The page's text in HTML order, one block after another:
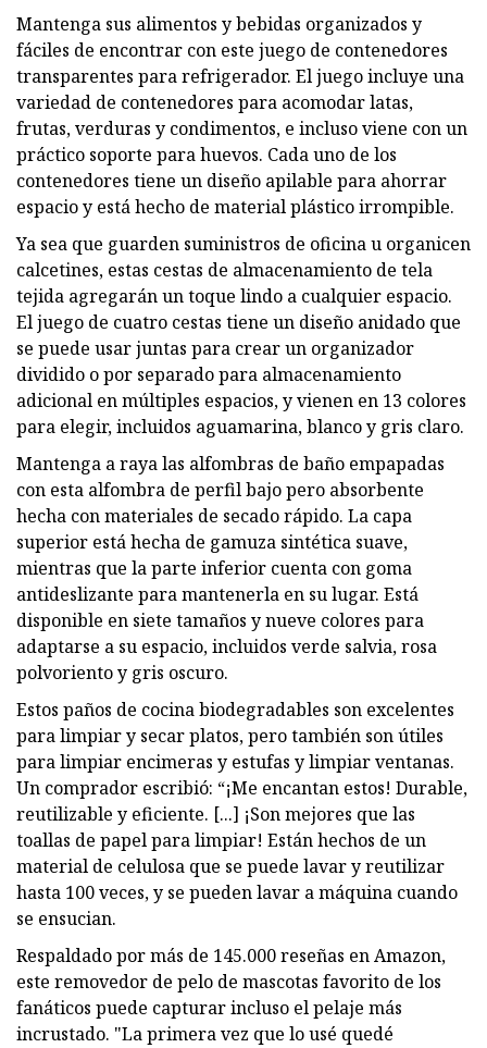
Mantenga sus alimentos y bebidas organizados y
fáciles de encontrar con este juego de contenedores
transparentes para refrigerador. El juego incluye una
variedad de contenedores para acomodar latas,
frutas, verduras y condimentos, e incluso viene con un
práctico soporte para huevos. Cada uno de los
contenedores tiene un diseño apilable para ahorrar
espacio y está hecho de material plástico irrompible.
Ya sea que guarden suministros de oficina u organicen
calcetines, estas cestas de almacenamiento de tela
tejida agregarán un toque lindo a cualquier espacio.
El juego de cuatro cestas tiene un diseño anidado que
se puede usar juntas para crear un organizador
dividido o por separado para almacenamiento
adicional en múltiples espacios, y vienen en 13 colores
para elegir, incluidos aguamarina, blanco y gris claro.
Mantenga a raya las alfombras de baño empapadas
con esta alfombra de perfil bajo pero absorbente
hecha con materiales de secado rápido. La capa
superior está hecha de gamuza sintética suave,
mientras que la parte inferior cuenta con goma
antideslizante para mantenerla en su lugar. Está
disponible en siete tamaños y nueve colores para
adaptarse a su espacio, incluidos verde salvia, rosa
polvoriento y gris oscuro.
Estos paños de cocina biodegradables son excelentes
para limpiar y secar platos, pero también son útiles
para limpiar encimeras y estufas y limpiar ventanas.
Un comprador escribió: “¡Me encantan estos! Durable,
reutilizable y eficiente. [...] ¡Son mejores que las
toallas de papel para limpiar! Están hechos de un
material de celulosa que se puede lavar y reutilizar
hasta 100 veces, y se pueden lavar a máquina cuando
se ensucian.
Respaldado por más de 145.000 reseñas en Amazon,
este removedor de pelo de mascotas favorito de los
fanáticos puede capturar incluso el pelaje más
incrustado. "La primera vez que lo usé quedé